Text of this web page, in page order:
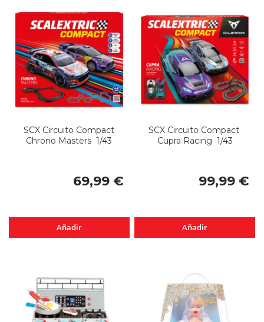
SCX Circuito Compact
Chrono Masters 1/43
69,99 €
Añadir
SCX Circuito Compact
Cupra Racing 1/43
99,99 €
Añadir